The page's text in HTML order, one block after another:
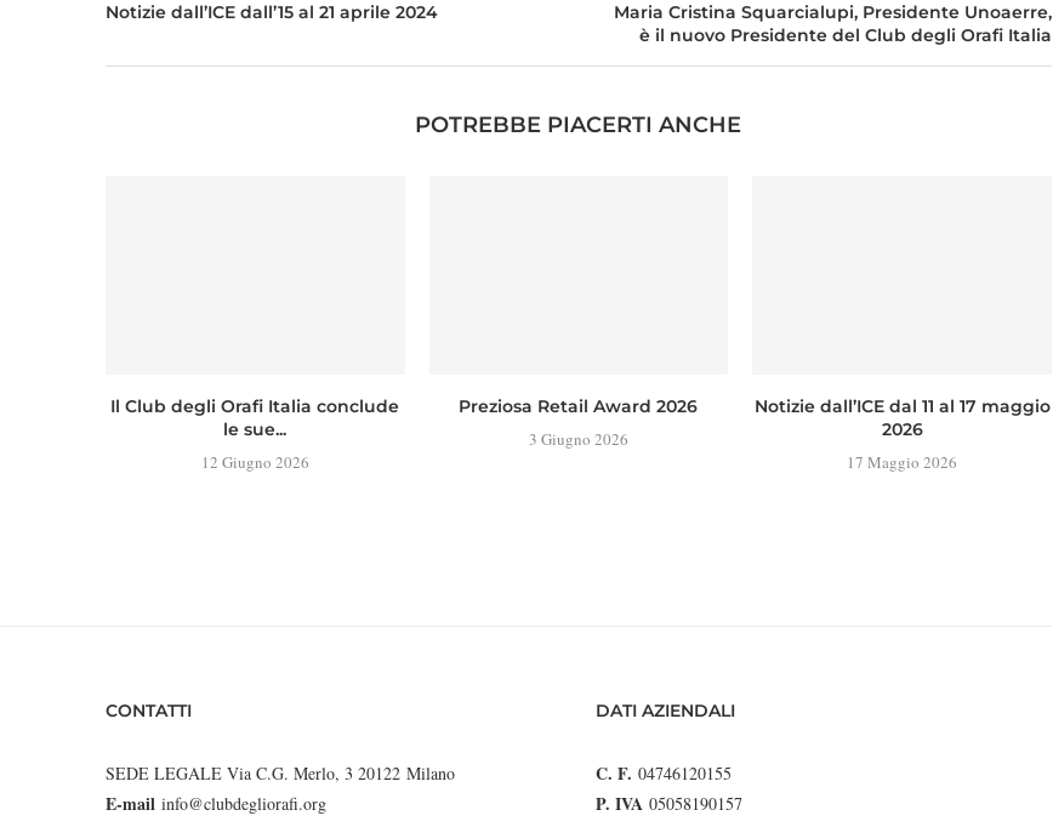
Notizie dall’ICE dall’15 al 21 aprile 2024
Maria Cristina Squarcialupi, Presidente Unoaerre,
è il nuovo Presidente del Club degli Orafi Italia
POTREBBE PIACERTI ANCHE
Il Club degli Orafi Italia conclude
le sue...
12 Giugno 2026
Preziosa Retail Award 2026
3 Giugno 2026
Notizie dall’ICE dal 11 al 17 maggio
2026
17 Maggio 2026
CONTATTI
SEDE LEGALE Via C.G. Merlo, 3 20122 Milano
E-mail info@clubdegliorafi.org
DATI AZIENDALI
C. F. 04746120155
P. IVA05058190157